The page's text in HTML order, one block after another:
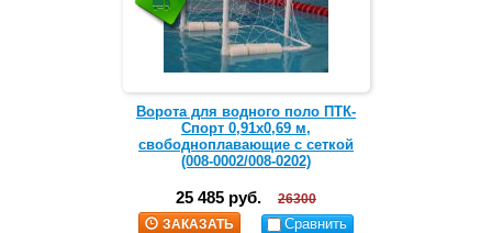
Ворота для водного поло ПТК-
Спорт 0,91х0,69 м,
свободноплавающие с сеткой
(008-0002/008-0202)
25 485 руб.
26300
ЗАКАЗАТЬ
Сравнить